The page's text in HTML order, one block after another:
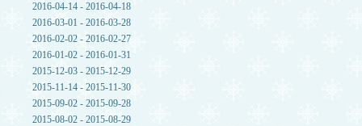
2016-04-14 - 2016-04-18
2016-03-01 - 2016-03-28
2016-02-02 - 2016-02-27
2016-01-02 - 2016-01-31
2015-12-03 - 2015-12-29
2015-11-14 - 2015-11-30
2015-09-02 - 2015-09-28
2015-08-02 - 2015-08-29